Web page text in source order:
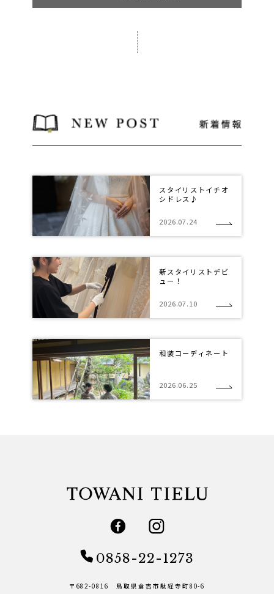
スタイリストイチオ
シドレス♪
2026.07.24
新スタイリストデビ
ュー！
2026.07.10
和装コーディネート
2026.06.25
0858-22-1273
〒682-0816 鳥取県倉吉市駄経寺町80-6